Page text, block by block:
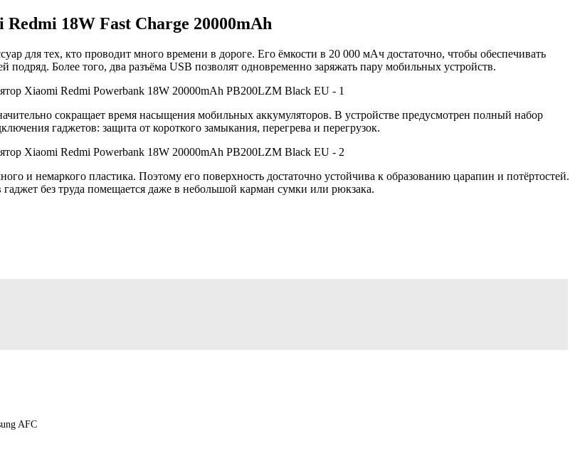
Redmi 18W Fast Charge 20000mAh
для тех, кто проводит много времени в дороге. Его ёмкости в 20 000 мАч достаточно, чтобы обеспечивать
подряд. Более того, два разъёма USB позволят одновременно заряжать пару мобильных устройств.
сокращает время насыщения мобильных аккумуляторов. В устройстве предусмотрен полный набор
гаджетов: защита от короткого замыкания, перегрева и перегрузок.
и немаркого пластика. Поэтому его поверхность достаточно устойчива к образованию царапин и потёртостей.
гаджет без труда помещается даже в небольшой карман сумки или рюкзака.
AFC